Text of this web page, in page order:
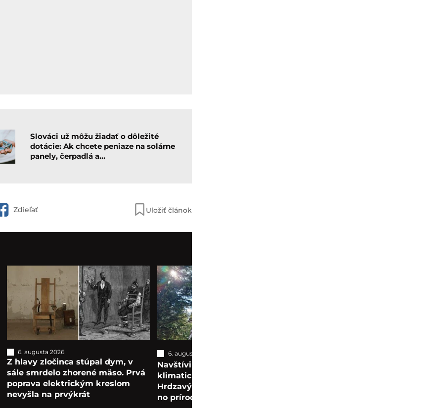
Slováci už môžu žiadať o dôležité
dotácie: Ak chcete peniaze na solárne
panely, čerpadlá a…
Zdieľať Uložiť článok
6. augusta 2026
Z hlavy zločinca stúpal dym, v
sále smrdelo zhorené mäso. Prvá
poprava elektrickým kreslom
nevyšla na prvýkrát
6. augusta 2026
Navštívili sme najlepšie
klimatické kúpele na Slovensku.
Hrdzavý areál zastal v 90. rokoch,
no príroda očarí